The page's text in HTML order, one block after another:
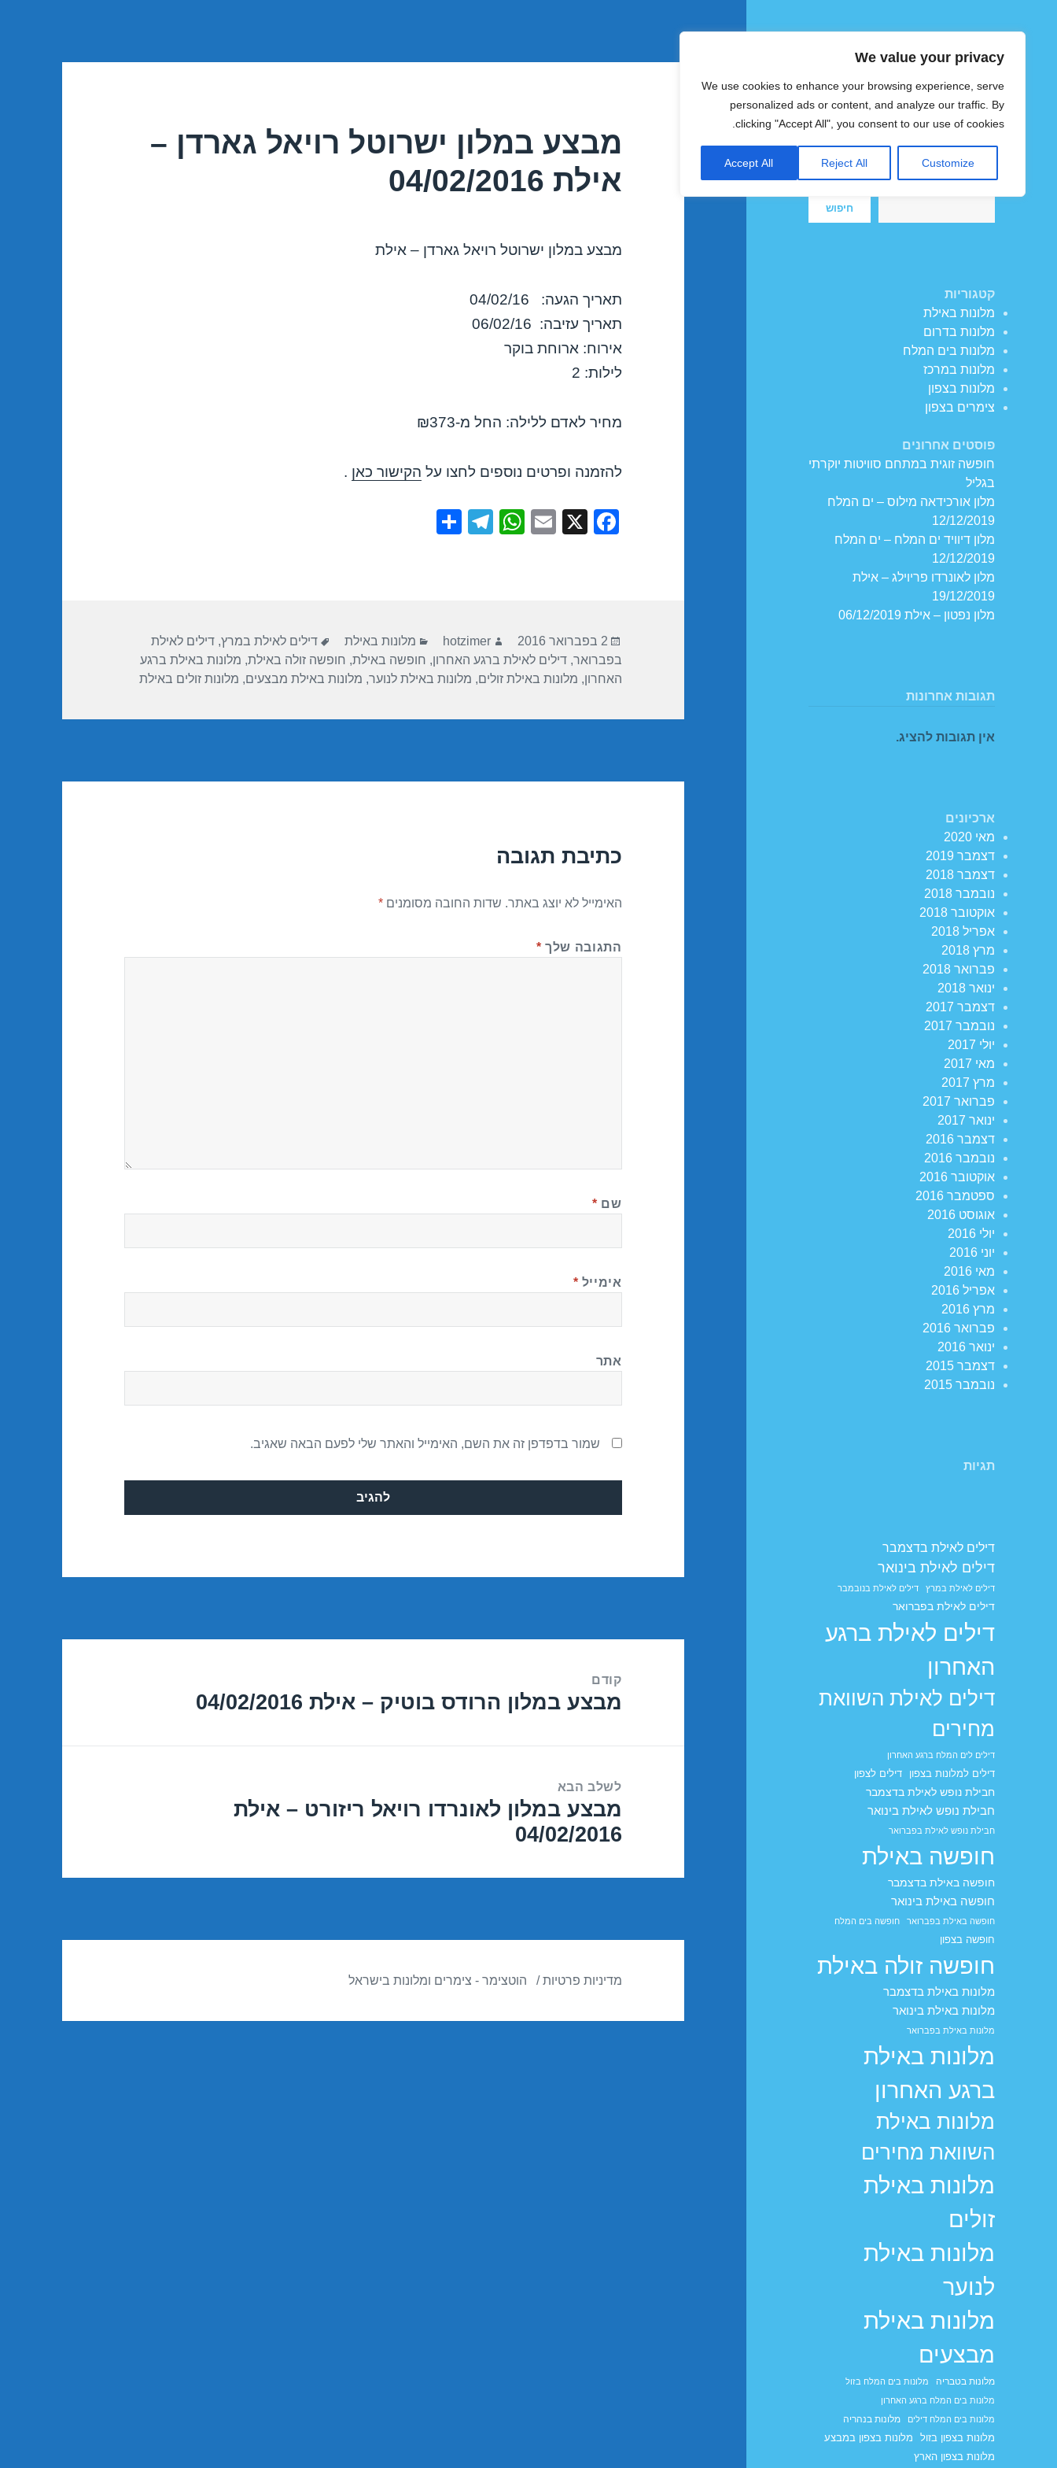
We value your privacy
We use cookies to enhance your browsing experience, serve
personalized ads or content, and analyze our traffic. By
clicking "Accept All", you consent to our use of cookies.
Customize
Reject All
Accept All
צימרים ומלונות זולים בישראל
חיפוש
חיפוש
קטגוריות
מלונות באילת
מלונות בדרום
מלונות בים המלח
מלונות במרכז
מלונות בצפון
צימרים בצפון
פוסטים אחרונים
חופשה זוגית במתחם סוויטות יוקרתי
בגליל
מלון אורכידאה מילוס – ים המלח
12/12/2019
מלון דיוויד ים המלח – ים המלח
12/12/2019
מלון לאונרדו פריוילג – אילת
19/12/2019
מלון נפטון – אילת 06/12/2019
תגובות אחרונות
אין תגובות להציג.
ארכיונים
מאי 2020
דצמבר 2019
דצמבר 2018
נובמבר 2018
אוקטובר 2018
אפריל 2018
מרץ 2018
פברואר 2018
ינואר 2018
דצמבר 2017
נובמבר 2017
יולי 2017
מאי 2017
מרץ 2017
פברואר 2017
ינואר 2017
דצמבר 2016
נובמבר 2016
אוקטובר 2016
ספטמבר 2016
אוגוסט 2016
יולי 2016
יוני 2016
מאי 2016
אפריל 2016
מרץ 2016
פברואר 2016
ינואר 2016
דצמבר 2015
נובמבר 2015
תגיות
דילים לאילת בדצמבר
דילים לאילת בינואר
דילים לאילת במרץ דילים לאילת בנובמבר
דילים לאילת בפברואר
דילים לאילת ברגע
האחרון
דילים לאילת השוואת
מחירים
דילים לים המלח ברגע האחרון
דילים למלונות בצפון דילים לצפון
חבילת נופש לאילת בדצמבר
חבילת נופש לאילת בינואר
חבילת נופש לאילת בפברואר
חופשה באילת
חופשה באילת בדצמבר
חופשה באילת בינואר
חופשה באילת בפברואר חופשה בים המלח
חופשה בצפון
חופשה זולה באילת
מלונות באילת בדצמבר
מלונות באילת בינואר
מלונות באילת בפברואר
מלונות באילת
ברגע האחרון
מלונות באילת
השוואת מחירים
מלונות באילת
זולים
מלונות באילת
לנוער
מלונות באילת
מבצעים
מלונות בטבריה
מלונות בים המלח בזול
מלונות בים המלח ברגע האחרון
מלונות בים המלח דילים
מלונות בנהריה
מלונות בצפון בזול
מלונות בצפון במבצע
מלונות בצפון הארץ
מבצע במלון ישרוטל רויאל גארדן –
אילת 04/02/2016
מבצע במלון ישרוטל רויאל גארדן – אילת
תאריך הגעה: 04/02/16
תאריך עזיבה: 06/02/16
אירוח: ארוחת בוקר
לילות: 2
מחיר לאדם ללילה: החל מ-₪373
להזמנה ופרטים נוספים לחצו על הקישור כאן .
F
o
o
X
E
W
p
p
T
m
פורסם
בתאריך
2 בפברואר 2016 מחבר
hotzimer קטגוריות
מלונות באילת תגיות
דילים לאילת במרץ,דילים לאילת
בפברואר,דילים לאילת ברגע האחרון, חופשה באילת, חופשה זולה באילת, מלונות באילת ברגע
האחרון, מלונות באילת זולים, מלונות באילת לנוער, מלונות באילת מבצעים, מלונות זולים באילת
כתיבת תגובה
האימייל לא יוצג באתר. שדות החובה מסומנים*
התגובה שלך *
שם *
אימייל *
אתר
שמור בדפדפן זה את השם, האימייל והאתר שלי לפעם הבאה שאגיב.
קודם
הפוסט
מבצע במלון הרודס בוטיק – אילת 04/02/2016
לשלב הבא
הפוסט
הבא:
מבצע במלון לאונרדו רויאל ריזורט – אילת
04/02/2016
מדיניות פרטיות הוטצימר - צימרים ומלונות בישראל